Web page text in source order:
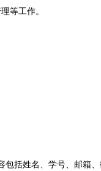
等工作。
括姓名、学号、邮箱